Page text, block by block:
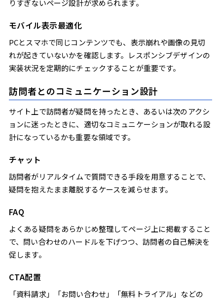
りすぎないページ設計が求められます。
モバイル表示最適化
PCとスマホで同じコンテンツでも、表示崩れや画像の見切
れが起きていないかを確認します。レスポンシブデザインの
実装状況を定期的にチェックすることが重要です。
訪問者とのコミュニケーション設計
サイト上で訪問者が疑問を持ったとき、あるいは次のアクシ
ョンに迷ったときに、適切なコミュニケーションが取れる設
計になっているかも重要な領域です。
チャット
訪問者がリアルタイムで質問できる手段を用意することで、
疑問を抱えたまま離脱するケースを減らせます。
FAQ
よくある疑問をあらかじめ整理してページ上に掲載すること
で、問い合わせのハードルを下げつつ、訪問者の自己解決を
促します。
CTA配置
「資料請求」「お問い合わせ」「無料トライアル」などの